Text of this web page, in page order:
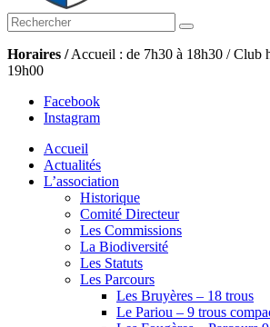
Horaires /Accueil : de 7h30 à 18h30 / Club
19h00
Facebook
Instagram
Accueil
Actualités
L’association
Historique
Comité Directeur
Les Commissions
La Biodiversité
Les Statuts
Les Parcours
Les Bruyères – 18 trous
Le Pariou – 9 trous